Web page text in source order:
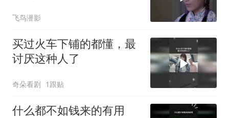
飞鸟潜影
买过火车下铺的都懂，最
讨厌这种人了
奇朵看剧 1跟贴
什么都不如钱来的有用